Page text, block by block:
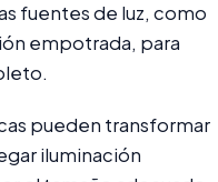
fuentes de luz, como
empotrada, para
pueden transformar
iluminación